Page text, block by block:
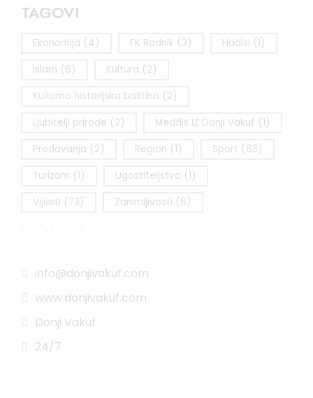
TAGOVI
Ekonomija (4) FK Radnik (3) Hadisi (1)
Islam (6) Kultura (2)
Kulturno historijska baština (2)
Ljubitelji prirode (2) Medžlis IZ Donji Vakuf (1)
Predavanja (2) Region (1) Sport (63)
Turizam (1) Ugostiteljstvo (1)
Vijesti (73) Zanimljivosti (6)
info@donjivakuf.com
www.donjivakuf.com
Donji Vakuf
24/7